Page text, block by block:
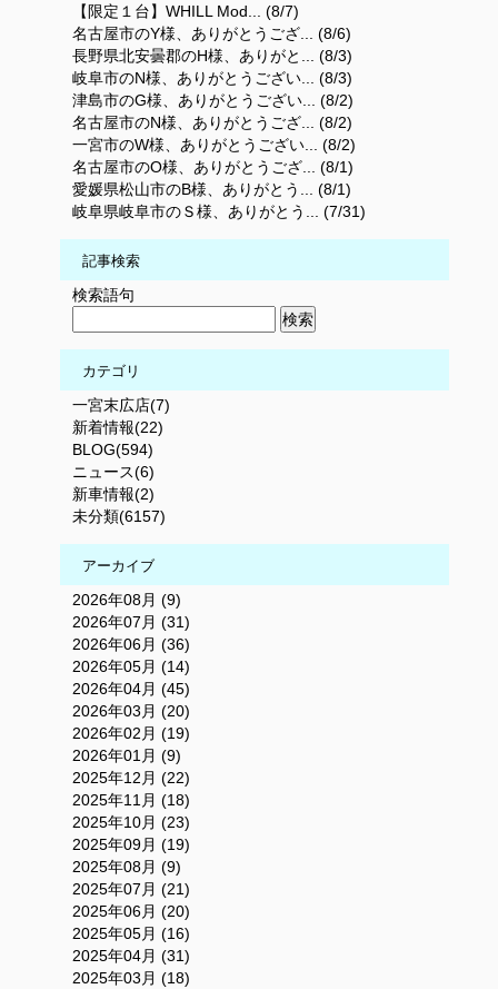
【限定１台】WHILL Mod... (8/7)
名古屋市のY様、ありがとうござ... (8/6)
長野県北安曇郡のH様、ありがと... (8/3)
岐阜市のN様、ありがとうござい... (8/3)
津島市のG様、ありがとうござい... (8/2)
名古屋市のN様、ありがとうござ... (8/2)
一宮市のW様、ありがとうござい... (8/2)
名古屋市のO様、ありがとうござ... (8/1)
愛媛県松山市のB様、ありがとう... (8/1)
岐阜県岐阜市のＳ様、ありがとう... (7/31)
記事検索
検索語句
カテゴリ
一宮末広店(7)
新着情報(22)
BLOG(594)
ニュース(6)
新車情報(2)
未分類(6157)
アーカイブ
2026年08月 (9)
2026年07月 (31)
2026年06月 (36)
2026年05月 (14)
2026年04月 (45)
2026年03月 (20)
2026年02月 (19)
2026年01月 (9)
2025年12月 (22)
2025年11月 (18)
2025年10月 (23)
2025年09月 (19)
2025年08月 (9)
2025年07月 (21)
2025年06月 (20)
2025年05月 (16)
2025年04月 (31)
2025年03月 (18)